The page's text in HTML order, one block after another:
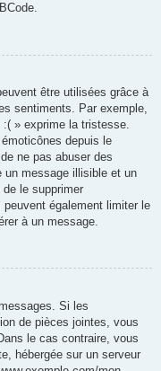
être utilisées grâce à
sentiments. Par exemple,
» exprime la tristesse.
depuis le
ne pas abuser des
un message illisible et un
de le supprimer
également limiter le
à un message.
Si les
de pièces jointes, vous
le cas contraire, vous
hébergée sur un serveur